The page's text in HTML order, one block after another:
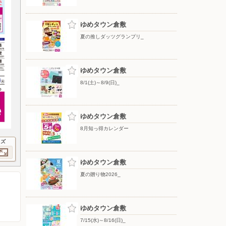
ゆめタウン倉敷
夏の推しダッツグランプリ_
ゆめタウン倉敷
8/1(土)～8/9(日)_
ゆめタウン倉敷
8月知っ得カレンダー
ゆめタウン倉敷
夏の贈り物2026_
ゆめタウン倉敷
7/15(水)～8/16(日)_